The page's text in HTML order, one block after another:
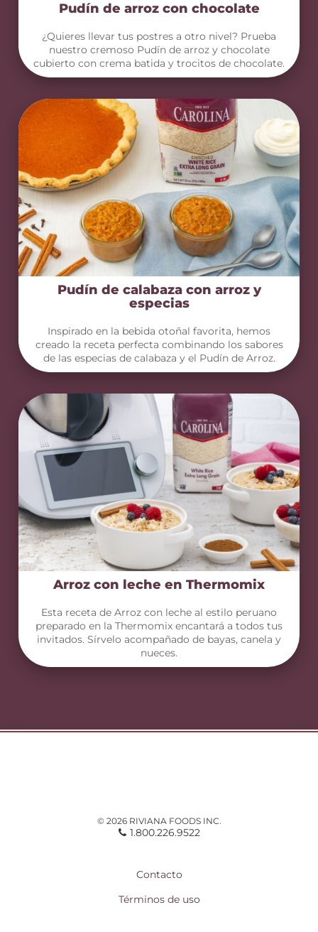
Pudín de arroz con chocolate
¿Quieres llevar tus postres a otro nivel? Prueba
nuestro cremoso Pudín de arroz y chocolate
cubierto con crema batida y trocitos de chocolate.
Pudín de calabaza con arroz y
especias
Inspirado en la bebida otoñal favorita, hemos
creado la receta perfecta combinando los sabores
de las especias de calabaza y el Pudín de Arroz.
Arroz con leche en Thermomix
Esta receta de Arroz con leche al estilo peruano
preparado en la Thermomix encantará a todos tus
invitados. Sírvelo acompañado de bayas, canela y
nueces.
© 2026 RIVIANA FOODS INC.
1.800.226.9522
Contacto
Términos de uso